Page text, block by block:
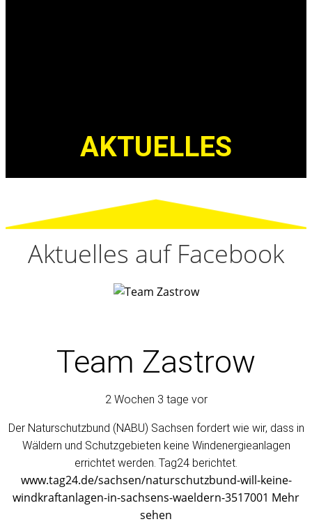
AKTUELLES
Aktuelles auf Facebook
Team Zastrow
2 Wochen 3 tage vor
Der Naturschutzbund (NABU) Sachsen fordert wie wir, dass in
Wäldern und Schutzgebieten keine Windenergieanlagen
errichtet werden. Tag24 berichtet.
www.tag24.de/sachsen/naturschutzbund-will-keine-
windkraftanlagen-in-sachsens-waeldern-3517001 Mehr
sehen